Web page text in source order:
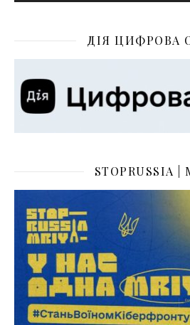
ДІЯ ЦИФРОВА
STOPRUSSIA |